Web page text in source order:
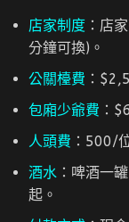
店家制度 ：店
分鐘可換)。
公關檯費 ：
包廂少爺費 ：
人頭費 ：500/
酒水 ：啤酒一
起。